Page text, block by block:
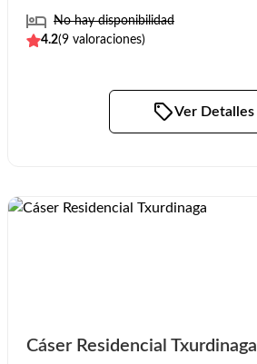
No hay disponibilidad
4.2(9 valoraciones)
Ver Detalles
Cáser Residencial Txurdinaga